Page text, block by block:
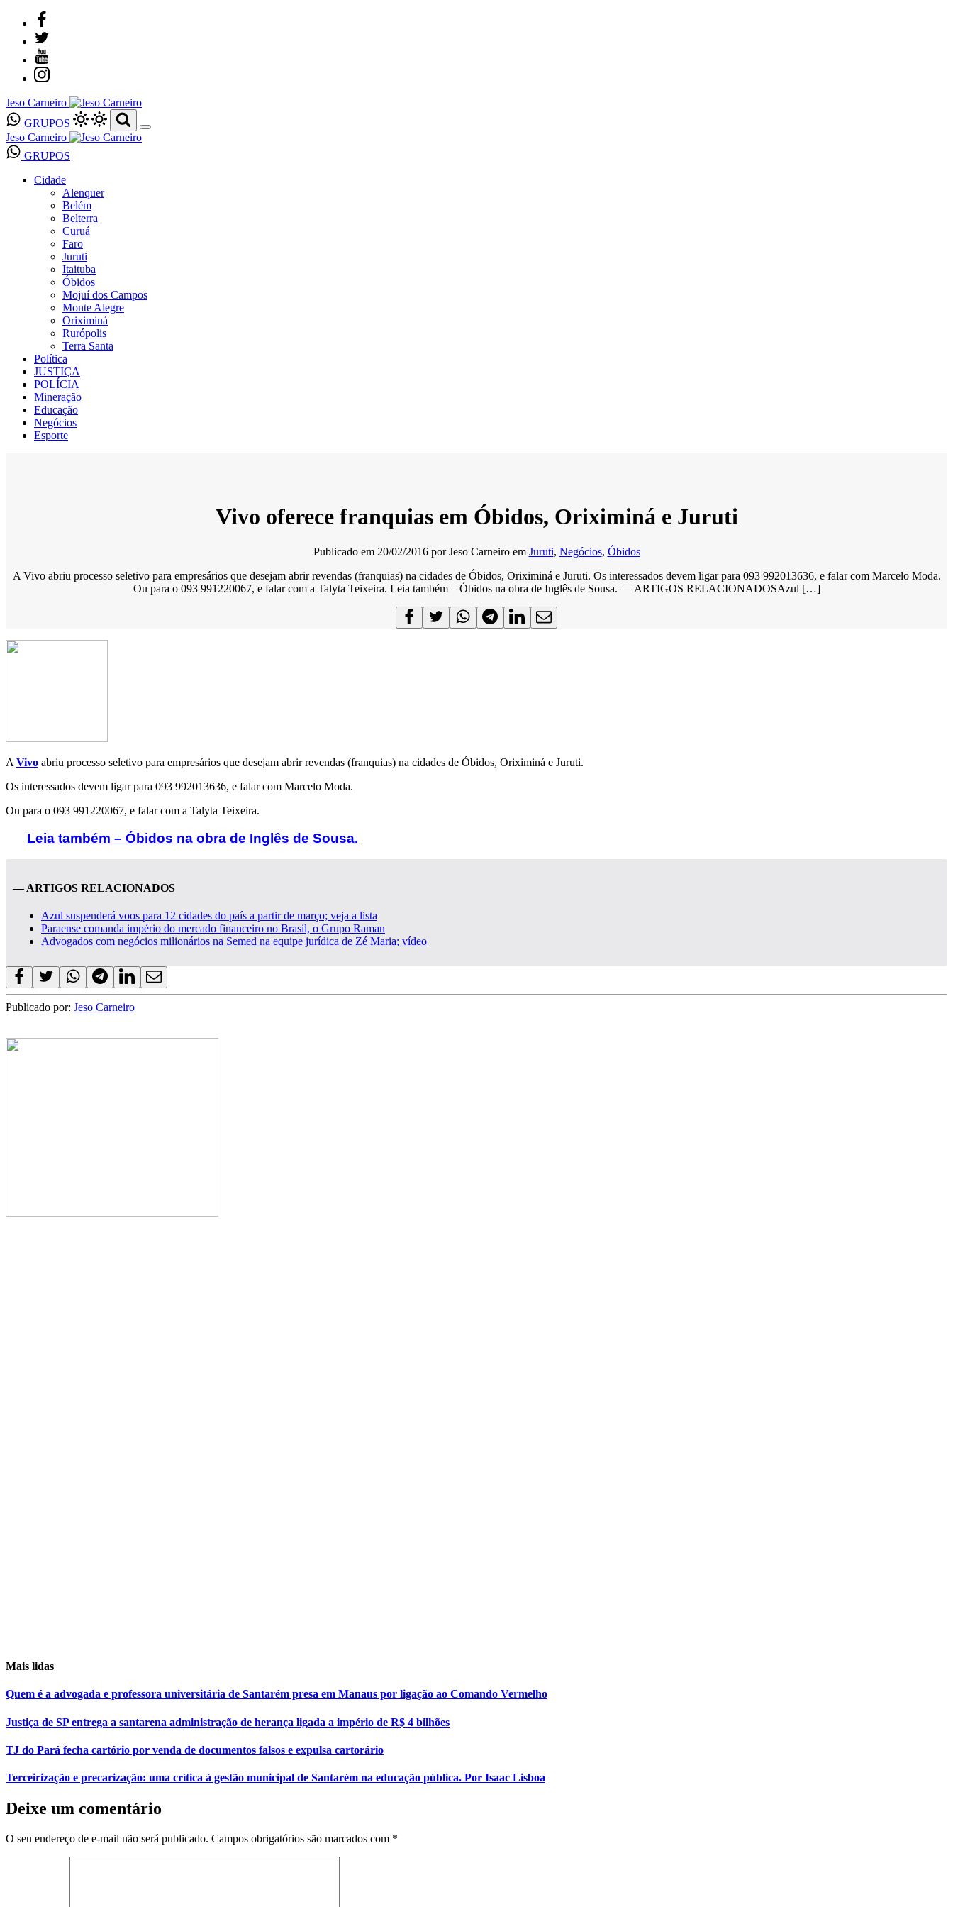
Jeso Carneiro
GRUPOS
Jeso Carneiro
GRUPOS
Cidade
Alenquer
Belém
Belterra
Curuá
Faro
Juruti
Itaituba
Óbidos
Mojuí dos Campos
Monte Alegre
Oriximiná
Rurópolis
Terra Santa
Política
JUSTIÇA
POLÍCIA
Mineração
Educação
Negócios
Esporte
Vivo oferece franquias em Óbidos, Oriximiná e Juruti
Publicado em 20/02/2016 porJeso Carneiro em Juruti, Negócios, Óbidos
A Vivo abriu processo seletivo para empresários que desejam abrir revendas (franquias) na cidades de Óbidos, Oriximiná e Juruti. Os interessados devem ligar para 093 992013636, e falar com Marcelo Moda.
Ou para o 093 991220067, e falar com a Talyta Teixeira. Leia também – Óbidos na obra de Inglês de Sousa. — ARTIGOS RELACIONADOSAzul […]
A Vivo abriu processo seletivo para empresários que desejam abrir revendas (franquias) na cidades de Óbidos, Oriximiná e Juruti.
Os interessados devem ligar para 093 992013636, e falar com Marcelo Moda.
Ou para o 093 991220067, e falar com a Talyta Teixeira.
Leia também – Óbidos na obra de Inglês de Sousa.
— ARTIGOS RELACIONADOS
Azul suspenderá voos para 12 cidades do país a partir de março; veja a lista
Paraense comanda império do mercado financeiro no Brasil, o Grupo Raman
Advogados com negócios milionários na Semed na equipe jurídica de Zé Maria; vídeo
Publicado por: Jeso Carneiro
Mais lidas
Quem é a advogada e professora universitária de Santarém presa em Manaus por ligação ao Comando Vermelho
Justiça de SP entrega a santarena administração de herança ligada a império de R$ 4 bilhões
TJ do Pará fecha cartório por venda de documentos falsos e expulsa cartorário
Terceirização e precarização: uma crítica à gestão municipal de Santarém na educação pública. Por Isaac Lisboa
Deixe um comentário
O seu endereço de e-mail não será publicado. Campos obrigatórios são marcados com *